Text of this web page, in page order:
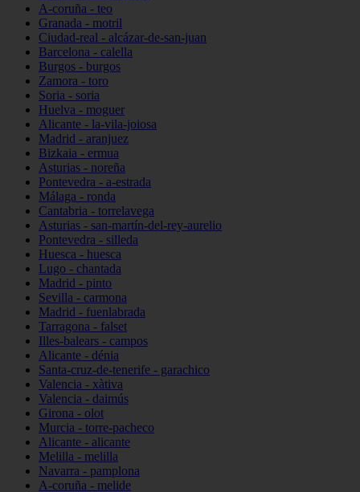
A-coruña - teo
Granada - motril
Ciudad-real - alcázar-de-san-juan
Barcelona - calella
Burgos - burgos
Zamora - toro
Soria - soria
Huelva - moguer
Alicante - la-vila-joiosa
Madrid - aranjuez
Bizkaia - ermua
Asturias - noreña
Pontevedra - a-estrada
Málaga - ronda
Cantabria - torrelavega
Asturias - san-martín-del-rey-aurelio
Pontevedra - silleda
Huesca - huesca
Lugo - chantada
Madrid - pinto
Sevilla - carmona
Madrid - fuenlabrada
Tarragona - falset
Illes-balears - campos
Alicante - dénia
Santa-cruz-de-tenerife - garachico
Valencia - xàtiva
Valencia - daimús
Girona - olot
Murcia - torre-pacheco
Alicante - alicante
Melilla - melilla
Navarra - pamplona
A-coruña - melide